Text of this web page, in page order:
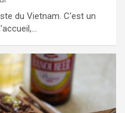
du Vietnam. C'est un